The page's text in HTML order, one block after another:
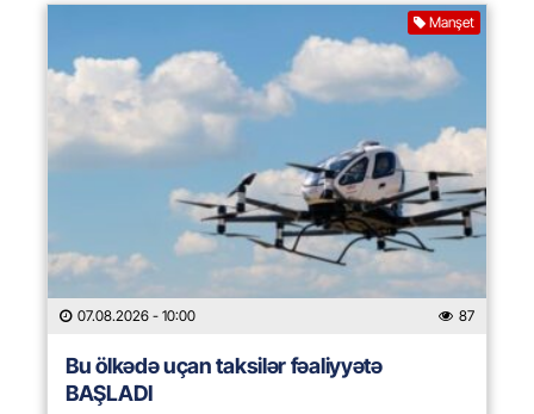
Manşet
07.08.2026 - 10:00 87
Bu ölkədə uçan taksilər fəaliyyətə
BAŞLADI